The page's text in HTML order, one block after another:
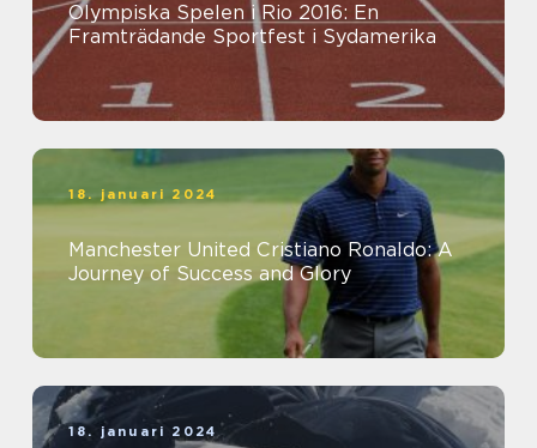
Olympiska Spelen i Rio 2016: En
Framträdande Sportfest i Sydamerika
18. januari 2024
Manchester United Cristiano Ronaldo: A
Journey of Success and Glory
18. januari 2024